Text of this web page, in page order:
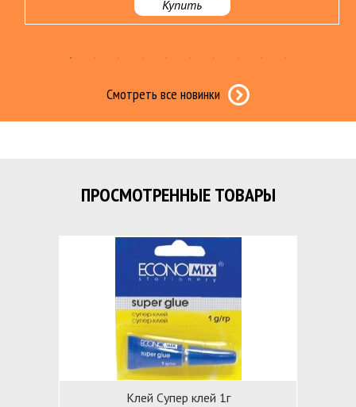
Купить
Смотреть все новинки
ПРОСМОТРЕННЫЕ ТОВАРЫ
Клей Супер клей 1г